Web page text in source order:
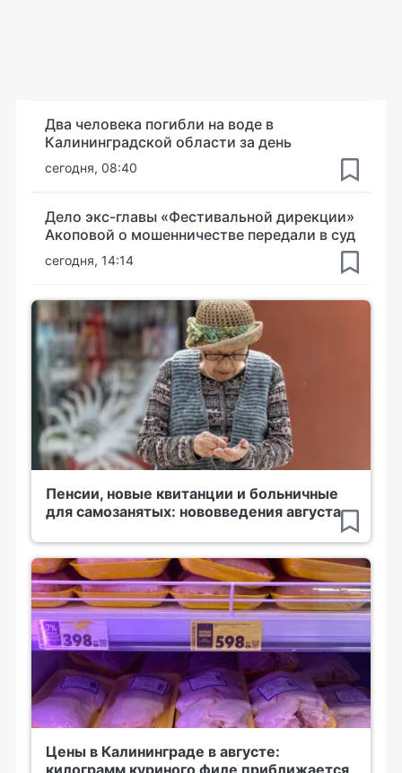
Два человека погибли на воде в
Калининградской области за день
сегодня, 08:40
Дело экс-главы «Фестивальной дирекции»
Акоповой о мошенничестве передали в суд
сегодня, 14:14
Пенсии, новые квитанции и больничные
для самозанятых: нововведения августа
Цены в Калининграде в августе:
килограмм куриного филе приближается